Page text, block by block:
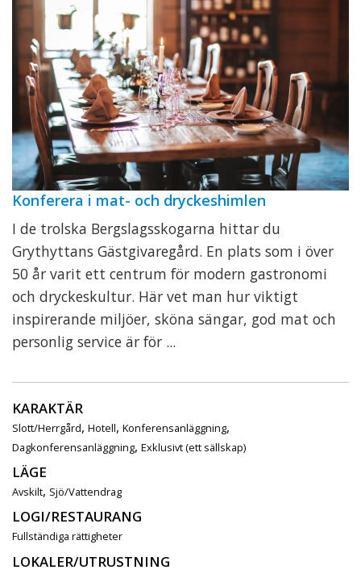
Konferera i mat- och dryckeshimlen
I de trolska Bergslagsskogarna hittar du
Grythyttans Gästgivaregård. En plats som i över
50 år varit ett centrum för modern gastronomi
och dryckeskultur. Här vet man hur viktigt
inspirerande miljöer, sköna sängar, god mat och
personlig service är för ...
KARAKTÄR
Slott/Herrgård, Hotell, Konferensanläggning,
Dagkonferensanläggning, Exklusivt (ett sällskap)
LÄGE
Avskilt, Sjö/Vattendrag
LOGI/RESTAURANG
Fullständiga rättigheter
LOKALER/UTRUSTNING